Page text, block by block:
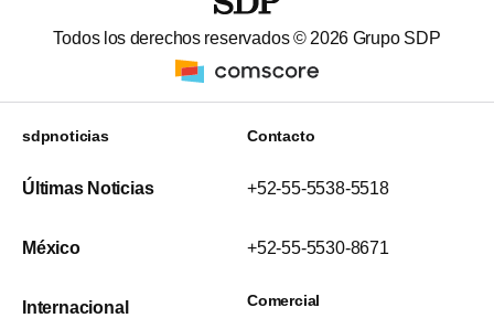
Todos los derechos reservados © 2026 Grupo SDP
sdpnoticias
Últimas Noticias
México
Internacional
Contacto
+52-55-5538-5518
+52-55-5530-8671
Comercial